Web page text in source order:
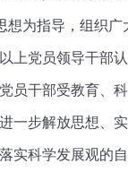
想为指导，组织广
上党员领导干部
员干部受教育、科
一步解放思想、
实科学发展观的